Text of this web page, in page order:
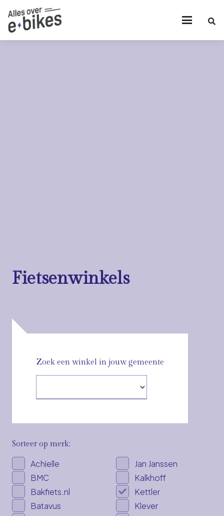
Fietsenwinkels
Zoek een winkel in jouw gemeente
Sorteer op merk:
Achielle
BMC
Bakfiets.nl
Batavus
Jan Janssen
Kalkhoff
Kettler
Klever